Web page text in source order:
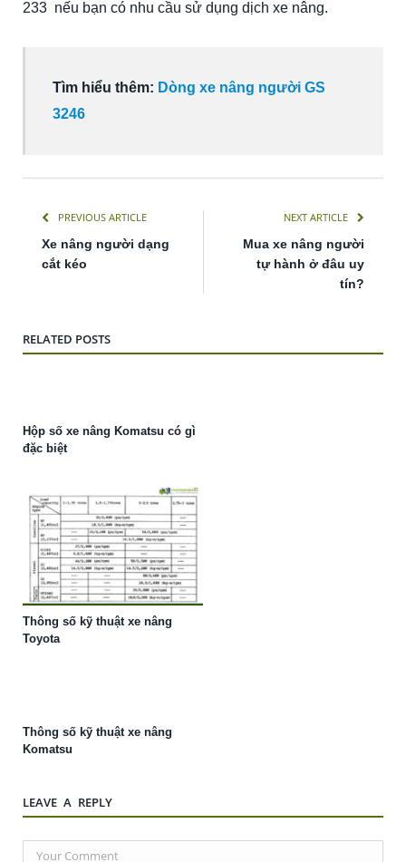
233 nếu bạn có nhu cầu sử dụng dịch xe nâng.
Tìm hiểu thêm: Dòng xe nâng người GS
3246
PREVIOUS ARTICLE
Xe nâng người dạng
cắt kéo
NEXT ARTICLE
Mua xe nâng người
tự hành ở đâu uy
tín?
RELATED POSTS
Hộp số xe nâng Komatsu có gì
đặc biệt
Thông số kỹ thuật xe nâng
Toyota
Thông số kỹ thuật xe nâng
Komatsu
LEAVE A REPLY